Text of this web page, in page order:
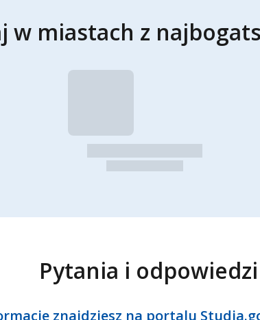
w miastach z
Pytania i odpowiedzi
znajdziesz na portalu